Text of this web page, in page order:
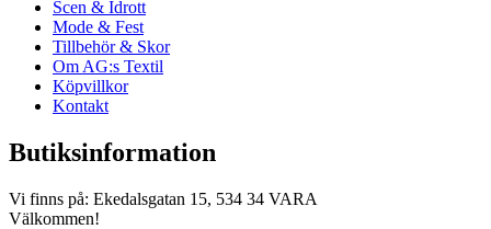
Scen & Idrott
Mode & Fest
Tillbehör & Skor
Om AG:s Textil
Köpvillkor
Kontakt
Butiksinformation
Vi finns på: Ekedalsgatan 15, 534 34 VARA
Välkommen!